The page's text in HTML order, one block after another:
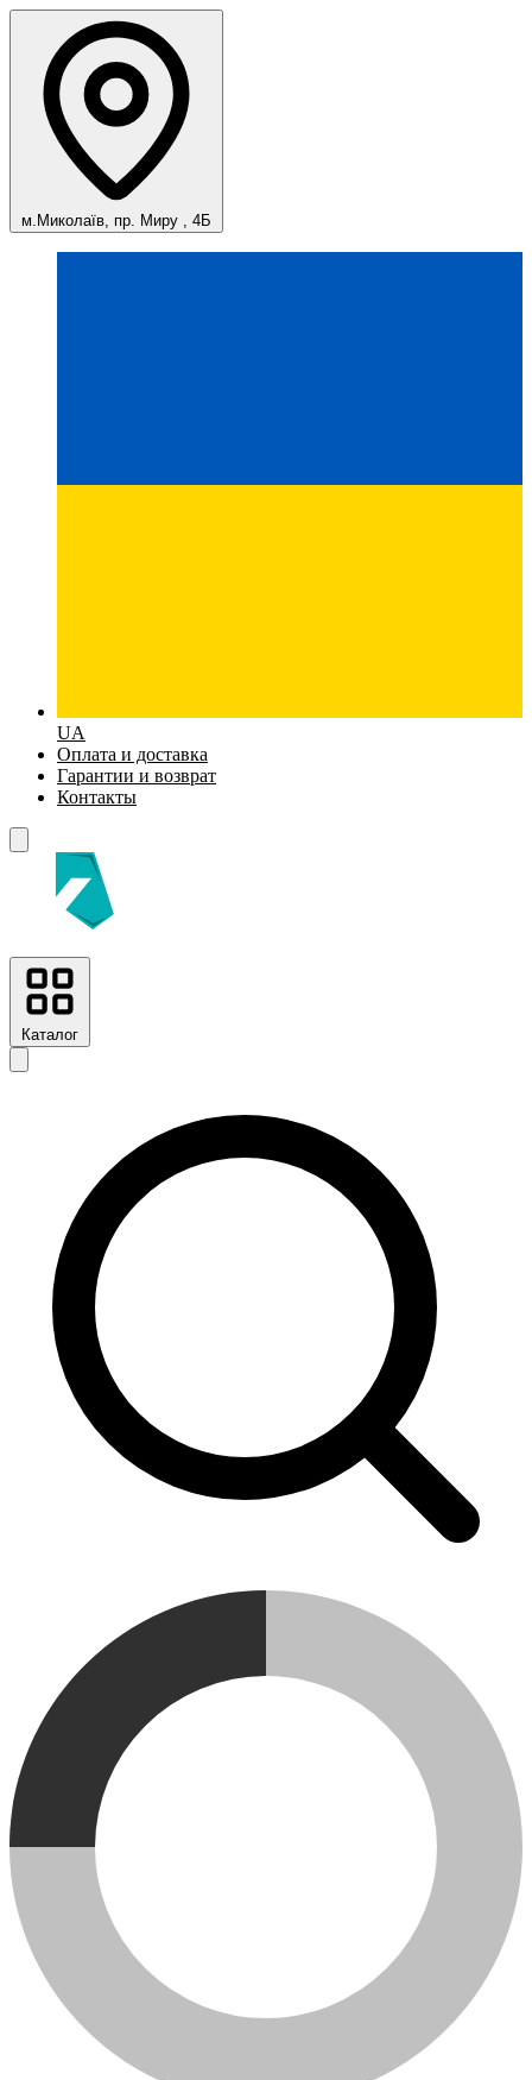
м.Миколаїв, пр. Миру , 4Б
UA
Оплата и доставка
Гарантии и возврат
Контакты
Каталог